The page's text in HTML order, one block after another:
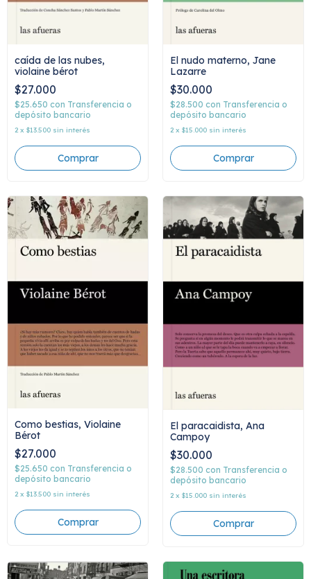
caída de las nubes,
violaine bérot
$27.000
$25.650 con Transferencia o
depósito bancario
2 x $13.500 sin interés
El nudo materno, Jane
Lazarre
$30.000
$28.500 con Transferencia o
depósito bancario
2 x $15.000 sin interés
Como bestias, Violaine
Bérot
$27.000
$25.650 con Transferencia o
depósito bancario
2 x $13.500 sin interés
El paracaidista, Ana
Campoy
$30.000
$28.500 con Transferencia o
depósito bancario
2 x $15.000 sin interés